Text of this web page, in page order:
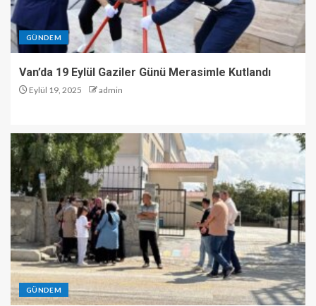
GÜNDEM
Van’da 19 Eylül Gaziler Günü Merasimle Kutlandı
Eylül 19, 2025 admin
GÜNDEM